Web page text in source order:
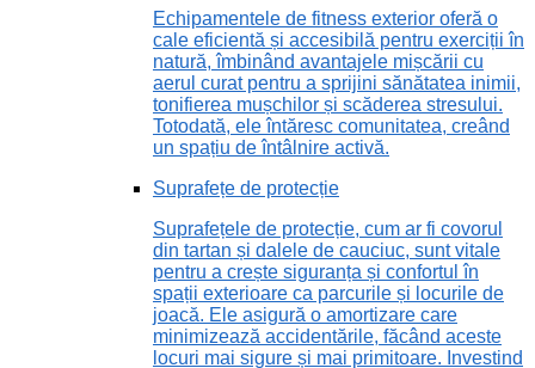
Echipamentele de fitness exterior oferă o
cale eficientă și accesibilă pentru exerciții în
natură, îmbinând avantajele mișcării cu
aerul curat pentru a sprijini sănătatea inimii,
tonifierea mușchilor și scăderea stresului.
Totodată, ele întăresc comunitatea, creând
un spațiu de întâlnire activă.
Suprafețe de protecție
Suprafețele de protecție, cum ar fi covorul
din tartan și dalele de cauciuc, sunt vitale
pentru a crește siguranța și confortul în
spații exterioare ca parcurile și locurile de
joacă. Ele asigură o amortizare care
minimizează accidentările, făcând aceste
locuri mai sigure și mai primitoare. Investind